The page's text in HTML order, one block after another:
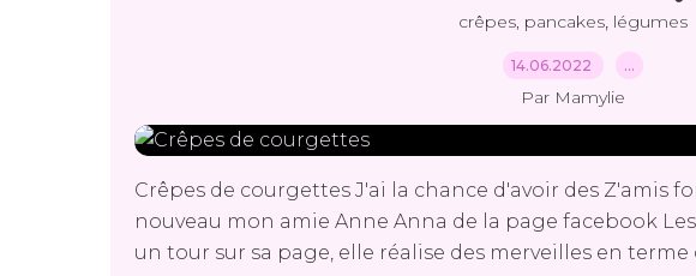
crêpes, pancakes, légumes
14.06.2022 …
Par Mamylie
Crêpes de courgettes J'ai la chance d'avoir des Z'amis
nouveau mon amie Anne Anna de la page facebook
un tour sur sa page, elle réalise des merveilles en